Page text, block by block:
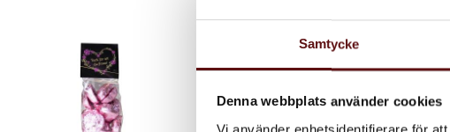
Samtycke
Denna webbplats använder cookies